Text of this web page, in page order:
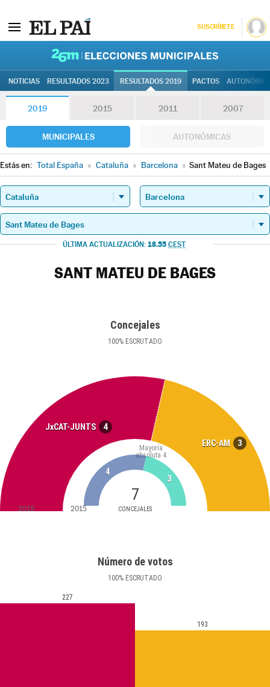
SUSCRÍBETE
NOTICIAS RESULTADOS 2023 RESULTADOS 2019 PACTOS
2019 2015 2011 2007
MUNICIPALES AUTONÓMICAS
Estás en: Total España » Cataluña » Barcelona » Sant Mateu de Bages
ÚLTIMA ACTUALIZACIÓN: 18.55 CEST
SANT MATEU DE BAGES
Concejales
100% ESCRUTADO
JxCAT-JUNTS 4
ERC-AM 3
7
CONCEJALES
Mayoría
absoluta 4
4
3
2019 2015
Número de votos
100% ESCRUTADO
227
193